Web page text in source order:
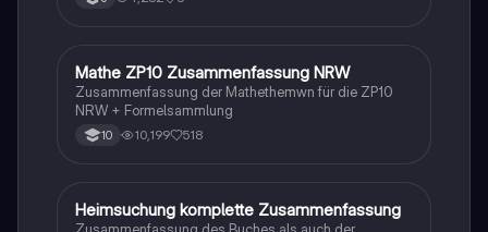
Mathe
Mathe ZP10 Zusammenfassung NRW
Zusammenfassung der Mathethemwn für die ZP10
NRW + Formelsammlung
10 10,199 518
Deutsch
Heimsuchung komplette Zusammenfassung